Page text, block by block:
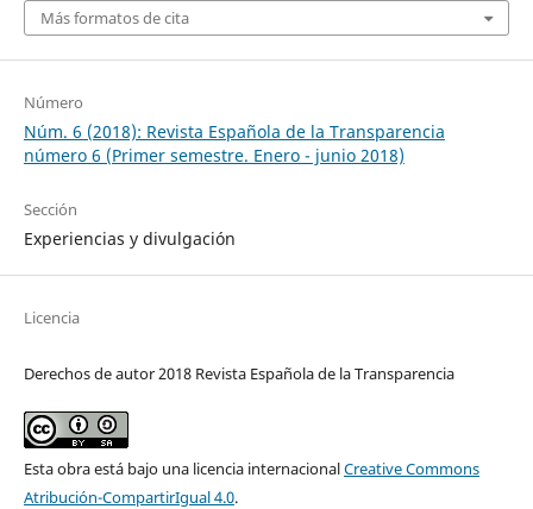
Más formatos de cita
Número
Núm. 6 (2018): Revista Española de la Transparencia
número 6 (Primer semestre. Enero - junio 2018)
Sección
Experiencias y divulgación
Licencia
Derechos de autor 2018 Revista Española de la Transparencia
Esta obra está bajo una licencia internacionalCreative Commons
Atribución-CompartirIgual 4.0.